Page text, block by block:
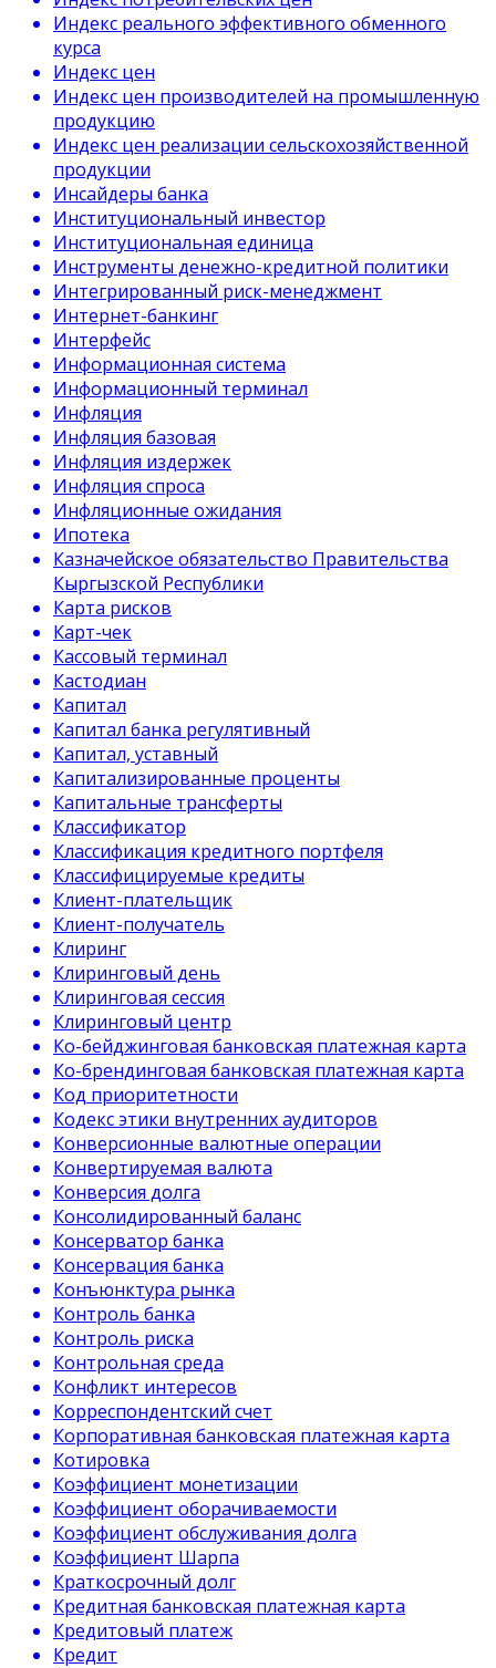
Индекс реального эффективного обменного
курса
Индекс цен
Индекс цен производителей на промышленную
продукцию
Индекс цен реализации сельскохозяйственной
продукции
Инсайдеры банка
Институциональный инвестор
Институциональная единица
Инструменты денежно-кредитной политики
Интегрированный риск-менеджмент
Интернет-банкинг
Интерфейс
Информационная система
Информационный терминал
Инфляция
Инфляция базовая
Инфляция издержек
Инфляция спроса
Инфляционные ожидания
Ипотека
Казначейское обязательство Правительства
Кыргызской Республики
Карта рисков
Карт-чек
Кассовый терминал
Кастодиан
Капитал
Капитал банка регулятивный
Капитал, уставный
Капитализированные проценты
Капитальные трансферты
Классификатор
Классификация кредитного портфеля
Классифицируемые кредиты
Клиент-плательщик
Клиент-получатель
Клиринг
Клиринговый день
Клиринговая сессия
Клиринговый центр
Ко-бейджинговая банковская платежная карта
Ко-брендинговая банковская платежная карта
Код приоритетности
Кодекс этики внутренних аудиторов
Конверсионные валютные операции
Конвертируемая валюта
Конверсия долга
Консолидированный баланс
Консерватор банка
Консервация банка
Конъюнктура рынка
Контроль банка
Контроль риска
Контрольная среда
Конфликт интересов
Корреспондентский счет
Корпоративная банковская платежная карта
Котировка
Коэффициент монетизации
Коэффициент оборачиваемости
Коэффициент обслуживания долга
Коэффициент Шарпа
Краткосрочный долг
Кредитная банковская платежная карта
Кредитовый платеж
Кредит